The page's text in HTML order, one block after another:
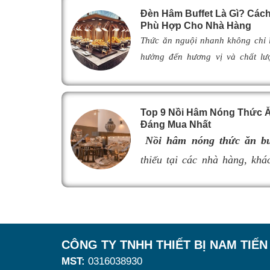
Đèn Hâm Buffet Là Gì?
Phù Hợp Cho Nhà Hàng
Thức ăn nguội nhanh không
hưởng đến hương vị và chất
giải pháp được nhiều nhà
lựa chọn nhờ khả năng giữ
ngon như vừa mới chế biến. Vậy
thế nào, hoạt động ra sao và
đèn hâm nóng thức ănphù hợp,
Hãy cùng tìm hiểu ngay trong
Top 9 Nồi Hâm Nóng Thức
Đáng Mua Nhất
Nồi hâm nóng thức ăn
thiếu tại các nhà hàng,
nguội, làm giảm hương vị
trải nghiệm khách hàng.
CÔNG TY TNHH THIẾT BỊ NAM TIẾN
MST: 0316038930